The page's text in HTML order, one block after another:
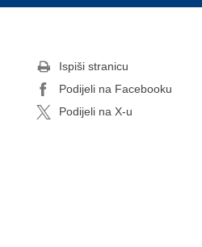
Ispiši stranicu
Podijeli na Facebooku
Podijeli na X-u